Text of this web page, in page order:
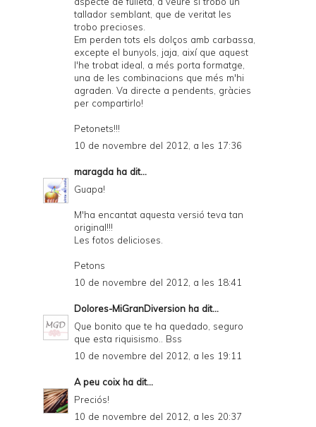
tallador semblant, que de veritat les
trobo precioses.
Em perden tots els dolços amb carbassa,
excepte el bunyols, jaja, així que aquest
l'he trobat ideal, a més porta formatge,
una de les combinacions que més m'hi
agraden. Va directe a pendents, gràcies
per compartirlo!
Petonets!!!
10 de novembre del 2012, a les 17:36
maragda ha dit...
Guapa!
M'ha encantat aquesta versió teva tan
original!!!
Les fotos delicioses.
Petons
10 de novembre del 2012, a les 18:41
Dolores-MiGranDiversion ha dit...
Que bonito que te ha quedado, seguro
que esta riquisismo.. Bss
10 de novembre del 2012, a les 19:11
A peu coix ha dit...
Preciós!
10 de novembre del 2012, a les 20:37